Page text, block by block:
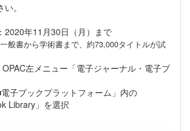
。
年11月30日（月）まで
ら学術書まで、約73,000タイトルが試
左メニュー「電子ジャーナル・電子ブ
クプラットフォーム」内の
Library」を選択